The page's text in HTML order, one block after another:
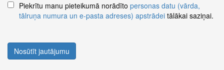
Piekrītu manu pieteikumā norādīto personas datu (vārda,
tālruņa numura un e-pasta adreses) apstrādei tālākai saziņai.
Nosūtīt jautājumu